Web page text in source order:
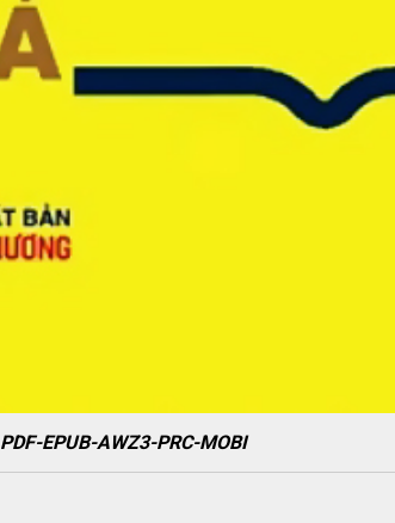
EPUB-AWZ3-PRC-MOBI